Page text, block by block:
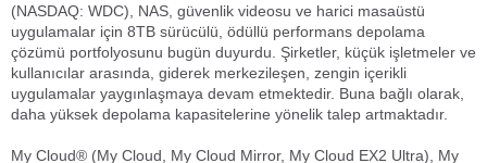
(NASDAQ: WDC), NAS, güvenlik videosu ve harici masaüstü
uygulamalar için 8TB sürücülü, ödüllü performans depolama
çözümü portfolyosunu bugün duyurdu. Şirketler, küçük işletmeler ve
kullanıcılar arasında, giderek merkezileşen, zengin içerikli
uygulamalar yaygınlaşmaya devam etmektedir. Buna bağlı olarak,
daha yüksek depolama kapasitelerine yönelik talep artmaktadır.
My Cloud® (My Cloud, My Cloud Mirror, My Cloud EX2 Ultra), My